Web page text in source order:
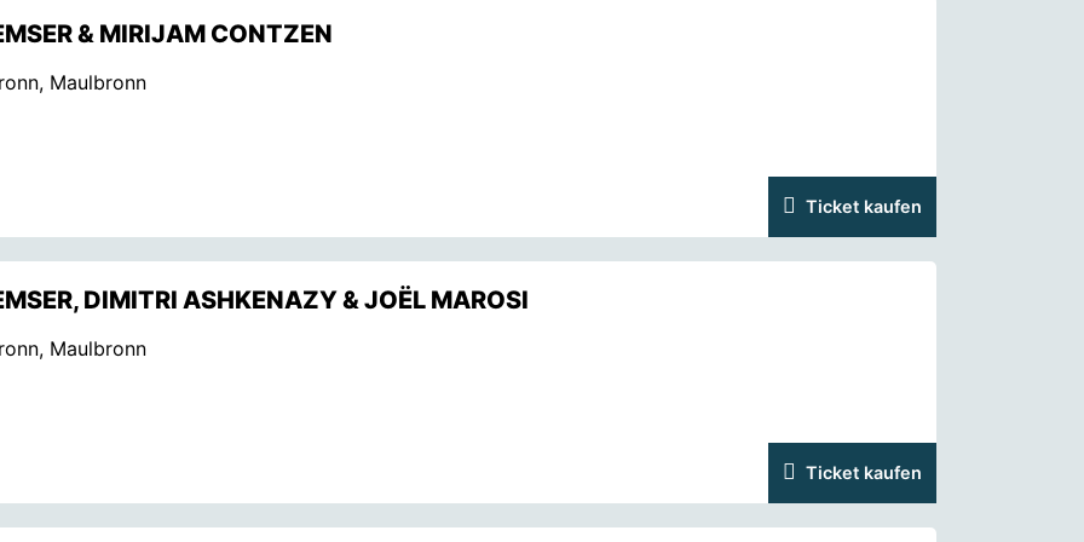
& MIRIJAM CONTZEN
Maulbronn
Ticket kaufen
DIMITRI ASHKENAZY & JOËL MAROSI
Maulbronn
Ticket kaufen